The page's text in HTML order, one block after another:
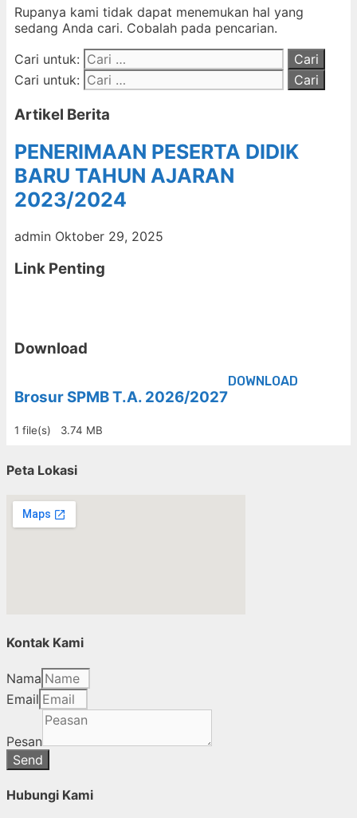
Rupanya kami tidak dapat menemukan hal yang
sedang Anda cari. Cobalah pada pencarian.
Cari untuk:
Cari untuk:
Artikel Berita
PENERIMAAN PESERTA DIDIK
BARU TAHUN AJARAN
2023/2024
admin Oktober 29, 2025
Link Penting
Download
Brosur SPMB T.A. 2026/2027
1 file(s) 3.74 MB
DOWNLOAD
Peta Lokasi
Kontak Kami
Nama
Email
Pesan
Send
Hubungi Kami